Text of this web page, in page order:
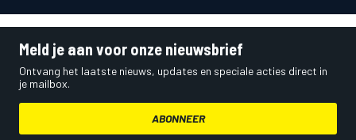
Meld je aan voor onze nieuwsbrief
Ontvang het laatste nieuws, updates en speciale acties direct in
je mailbox.
ABONNEER